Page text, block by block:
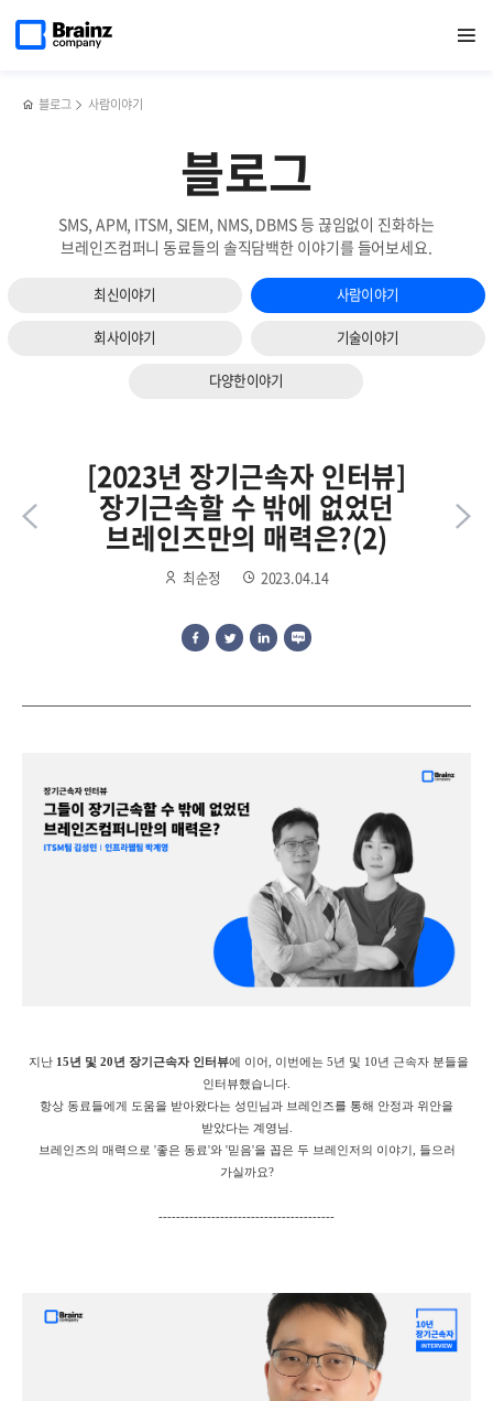
열기
페이지로
블로그 사람이야기
블로그
SMS, APM, ITSM, SIEM, NMS, DBMS 등 끊임없이 진화하는
브레인즈컴퍼니 동료들의 솔직담백한 이야기를 들어보세요.
최신이야기 사람이야기
회사이야기 기술이야기
다양한이야기
3.0’
1등급
[2023년 장기근속자 인터뷰]
장기근속할 수 밖에 없었던
브레인즈만의 매력은?(2)
최순정 2023.04.14
'Zenius
지난 15년 및 20년 장기근속자 인터뷰에 이어, 이번에는 5년 및 10년 근속자 분들을
인터뷰했습니다.
항상 동료들에게 도움을 받아왔다는 성민님과 브레인즈를 통해 안정과 위안을
받았다는 계영님.
브레인즈의 매력으로 '좋은 동료'와 '믿음'을 꼽은 두 브레인저의 이야기, 들으러
가실까요?
----------------------------------------
다음
슬라이드